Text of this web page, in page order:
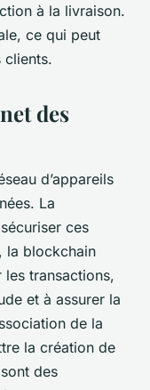
à la livraison.
ce qui peut
clients.
des
d’appareils
La
ces
la blockchain
transactions,
et à assurer la
de la
la création de
des